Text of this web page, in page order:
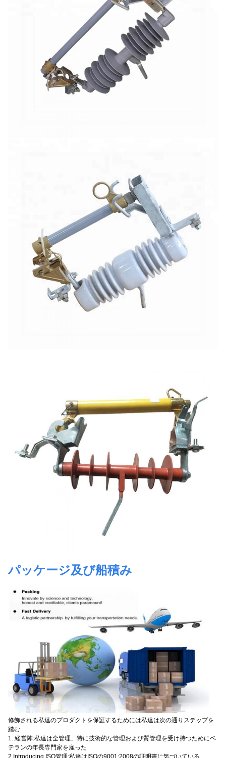
パッケージ及び船積み
修飾される私達のプロダクトを保証するためには私達は次の通りステップを
踏む:
1. 経営陣:私達は全管理、特に技術的な管理および質管理を受け持つためにベ
テランの年長専門家を雇った
2.Introducing ISO管理:私達はISOの9001:2008の証明書に気づいている